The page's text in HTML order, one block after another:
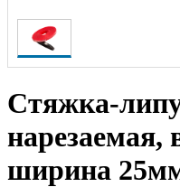
Стяжка-
нарезаемая,
ширина